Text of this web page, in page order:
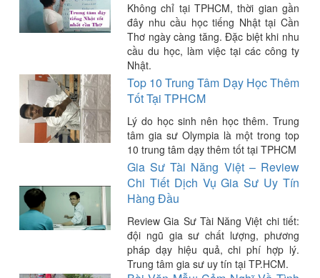
Không chỉ tại TPHCM, thời gian gần
đây nhu cầu học tiếng Nhật tại Cần
Thơ ngày càng tăng. Đặc biệt khi nhu
cầu du học, làm việc tại các công ty
Nhật.
Top 10 Trung Tâm Dạy Học Thêm
Tốt Tại TPHCM
Lý do học sinh nên học thêm. Trung
tâm gia sư Olympia là một trong top
10 trung tâm dạy thêm tốt tại TPHCM
Gia Sư Tài Năng Việt – Review
Chi Tiết Dịch Vụ Gia Sư Uy Tín
Hàng Đầu
Review Gia Sư Tài Năng Việt chi tiết:
đội ngũ gia sư chất lượng, phương
pháp dạy hiệu quả, chi phí hợp lý.
Trung tâm gia sư uy tín tại TP.HCM.